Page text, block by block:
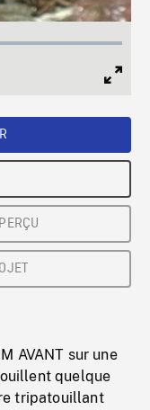
AVANT sur une
quelque
tripatouillant